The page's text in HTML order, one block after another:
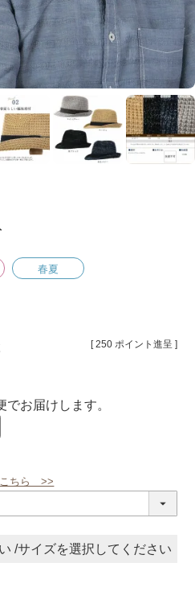
春夏
[ 250 ポイント進呈 ]
でお届けします。
こちら >>
サイズ